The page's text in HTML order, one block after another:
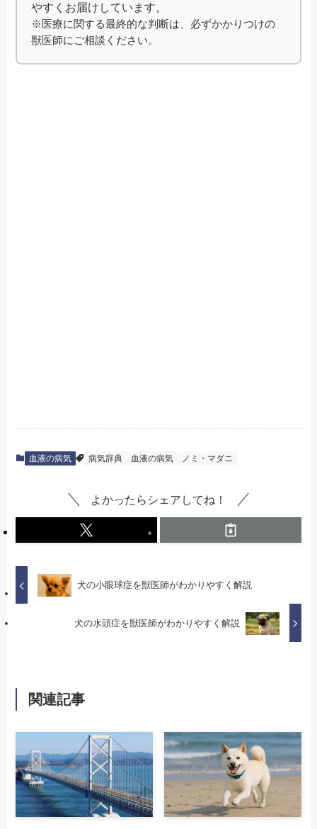
やすくお届けしています。
※医療に関する最終的な判断は、必ずかかりつけの
獣医師にご相談ください。
血液の病気 病気辞典 血液の病気 ノミ・マダニ
よかったらシェアしてね！
犬の小眼球症を獣医師がわかりやすく解説
犬の水頭症を獣医師がわかりやすく解説
関連記事